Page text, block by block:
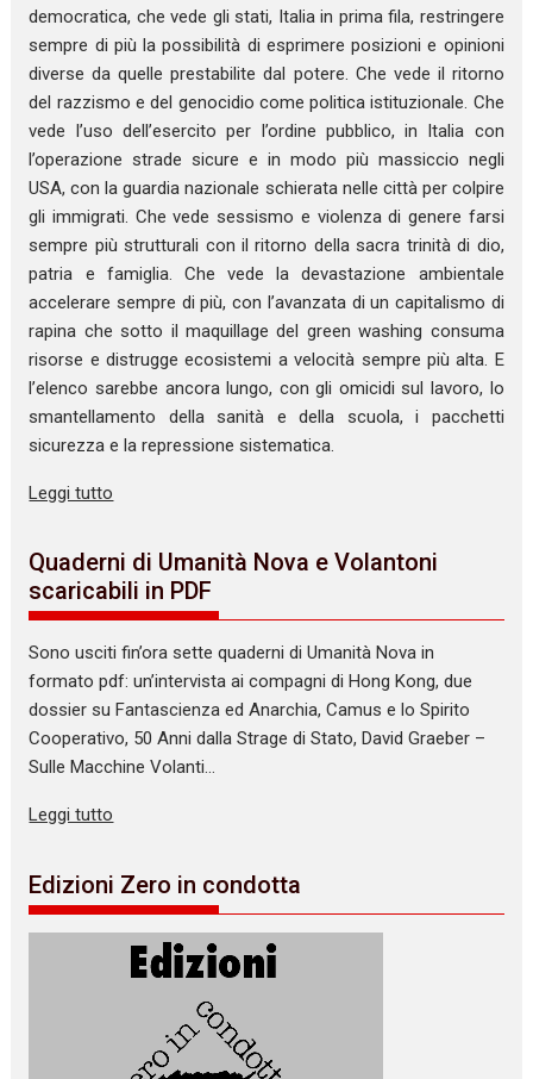
democratica, che vede gli stati, Italia in prima fila, restringere
sempre di più la possibilità di esprimere posizioni e opinioni
diverse da quelle prestabilite dal potere. Che vede il ritorno
del razzismo e del genocidio come politica istituzionale. Che
vede l’uso dell’esercito per l’ordine pubblico, in Italia con
l’operazione strade sicure e in modo più massiccio negli
USA, con la guardia nazionale schierata nelle città per colpire
gli immigrati. Che vede sessismo e violenza di genere farsi
sempre più strutturali con il ritorno della sacra trinità di dio,
patria e famiglia. Che vede la devastazione ambientale
accelerare sempre di più, con l’avanzata di un capitalismo di
rapina che sotto il maquillage del green washing consuma
risorse e distrugge ecosistemi a velocità sempre più alta. E
l’elenco sarebbe ancora lungo, con gli omicidi sul lavoro, lo
smantellamento della sanità e della scuola, i pacchetti
sicurezza e la repressione sistematica.
Leggi tutto
Quaderni di Umanità Nova e Volantoni
scaricabili in PDF
Sono usciti fin’ora sette quaderni di Umanità Nova in
formato pdf: un’intervista ai compagni di Hong Kong, due
dossier su Fantascienza ed Anarchia, Camus e lo Spirito
Cooperativo, 50 Anni dalla Strage di Stato, David Graeber –
Sulle Macchine Volanti…
Leggi tutto
Edizioni Zero in condotta